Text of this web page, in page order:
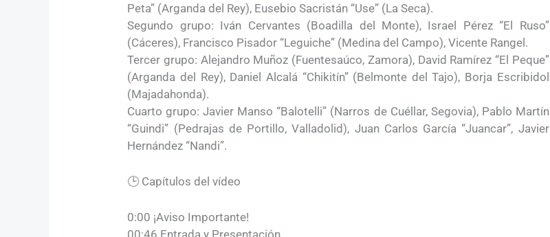
Peta” (Arganda del Rey), Eusebio Sacristán “Use” (La Seca).
Segundo grupo: Iván Cervantes (Boadilla del Monte), Israel Pérez “El Ruso”
(Cáceres), Francisco Pisador “Leguiche” (Medina del Campo), Vicente Rangel.
Tercer grupo: Alejandro Muñoz (Fuentesaúco, Zamora), David Ramírez “El Peque”
(Arganda del Rey), Daniel Alcalá “Chikitín” (Belmonte del Tajo), Borja Escribidol
(Majadahonda).
Cuarto grupo: Javier Manso “Balotelli” (Narros de Cuéllar, Segovia), Pablo Martín
“Guindi” (Pedrajas de Portillo, Valladolid), Juan Carlos García “Juancar”, Javier
Hernández “Nandi”.
🕒 Capítulos del vídeo
0:00 ¡Aviso Importante!